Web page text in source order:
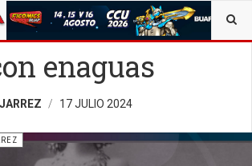
C. MANJARREZ OPINIÓN RÉPLICA
enaguas
17 JULIO 2024